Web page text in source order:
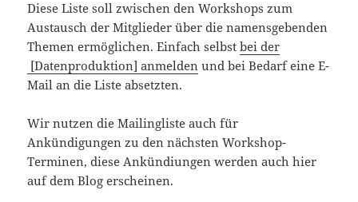
Diese Liste soll zwischen den Workshops zum
Austausch der Mitglieder über die namensgebenden
Themen ermöglichen. Einfach selbstbei der
[Datenproduktion] anmelden und bei Bedarf eine E-
Mail an die Liste absetzten.
Wir nutzen die Mailingliste auch für
Ankündigungen zu den nächsten Workshop-
Terminen, diese Ankündiungen werden auch hier
auf dem Blog erscheinen.